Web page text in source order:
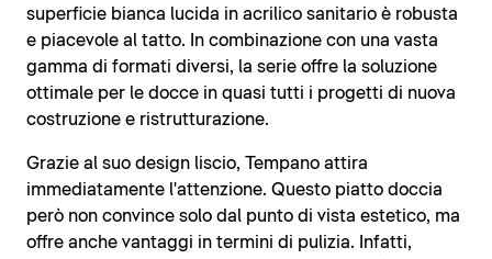
superficie bianca lucida in acrilico sanitario è robusta
e piacevole al tatto. In combinazione con una vasta
gamma di formati diversi, la serie offre la soluzione
ottimale per le docce in quasi tutti i progetti di nuova
costruzione e ristrutturazione.
Grazie al suo design liscio, Tempano attira
immediatamente l'attenzione. Questo piatto doccia
però non convince solo dal punto di vista estetico, ma
offre anche vantaggi in termini di pulizia. Infatti,